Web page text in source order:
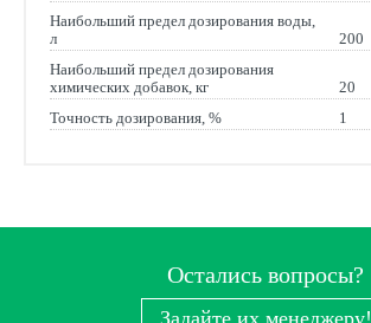
Наибольший предел дозирования воды,
л
200
Наибольший предел дозирования
химических добавок, кг
20
Точность дозирования, %
1
Остались вопросы?
Задайте их менеджеру!